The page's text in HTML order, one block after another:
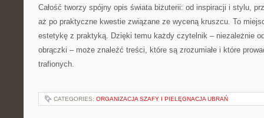
Całość tworzy spójny opis świata biżuterii: od inspiracji i stylu,
aż po praktyczne kwestie związane ze wyceną kruszcu. To
estetykę z praktyką. Dzięki temu każdy czytelnik – niezależnie
obrączki – może znaleźć treści, które są zrozumiałe i które
trafionych.
CATEGORIES: ORGANIZACJA SZAFY I PIELĘGNACJA UBRAŃ